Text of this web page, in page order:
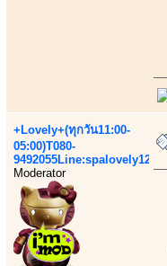
+Lovely+(ทุกวัน11:00-
05:00)T080-
9492055Line:spalovely123
Moderator